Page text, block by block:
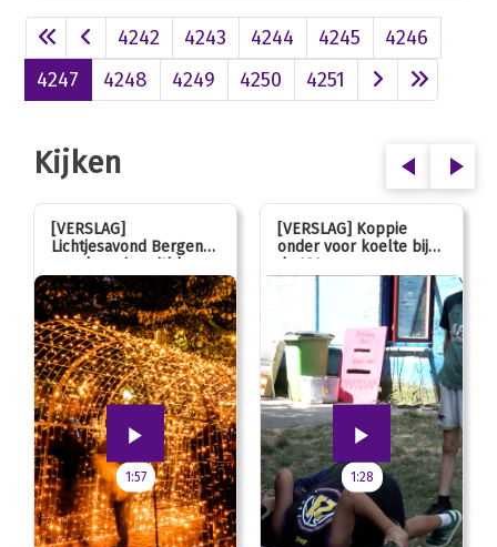
4242 4243 4244 4245
4246
4247
4248 4249 4250 4251
Kijken
[VERSLAG]
Lichtjesavond Bergen
mag kaarsjes uitblazen:
100 jarig jubileum!
1:57
[VERSLAG] Koppie
onder voor koelte bij
de JOL
1:28